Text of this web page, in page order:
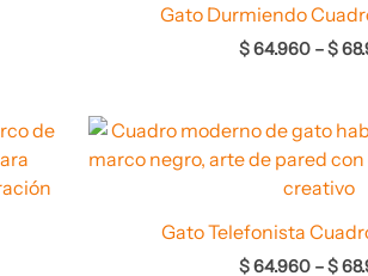
Gato Durmiendo
$64.960 –$
Gato Telefonista
$64.960 –$